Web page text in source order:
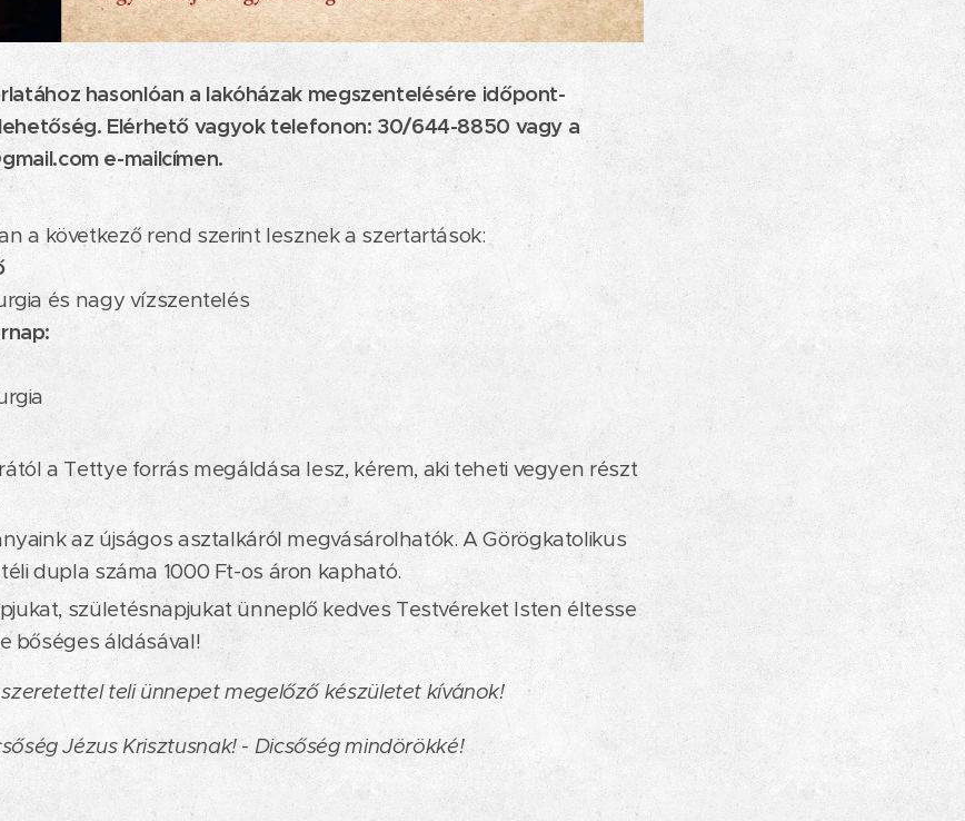
hasonlóan a lakóházak megszentelésére időpont-
Elérhető vagyok telefonon: 30/644-8850 vagy a
e-mailcímen.
a következő rend szerint lesznek a szertartások:
és nagy vízszentelés
a Tettye forrás megáldása lesz, kérem, aki teheti vegyen részt
az újságos asztalkáról megvásárolhatók. A Görögkatolikus
dupla száma 1000 Ft-os áron kapható.
születésnapjukat ünneplő kedves Testvéreket Isten éltesse
bőséges áldásával!
teli ünnepet megelőző készületet kívánok!
Jézus Krisztusnak! - Dicsőség mindörökké!